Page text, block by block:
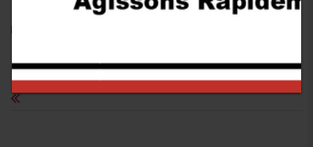
Follow us: